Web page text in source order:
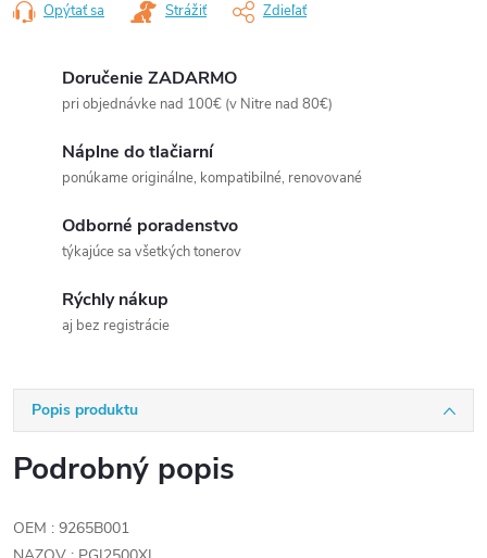
Opýtať sa Strážiť Zdieľať
Doručenie ZADARMO
pri objednávke nad 100€ (v Nitre nad 80€)
Náplne do tlačiarní
ponúkame originálne, kompatibilné, renovované
Odborné poradenstvo
týkajúce sa všetkých tonerov
Rýchly nákup
aj bez registrácie
Popis produktu
Podrobný popis
OEM : 9265B001